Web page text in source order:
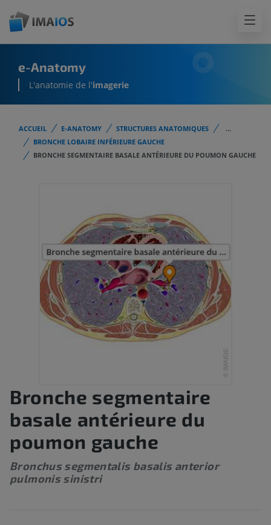
e-Anatomy
L'anatomie de l'imagerie
ACCUEIL E-ANATOMY STRUCTURES ANATOMIQUES
...
BRONCHE LOBAIRE INFÉRIEURE GAUCHE
BRONCHE SEGMENTAIRE BASALE ANTÉRIEURE DU POUMON GAUCHE
Bronche segmentaire
basale antérieure du
poumon gauche
Bronchus segmentalis basalis anterior
pulmonis sinistri